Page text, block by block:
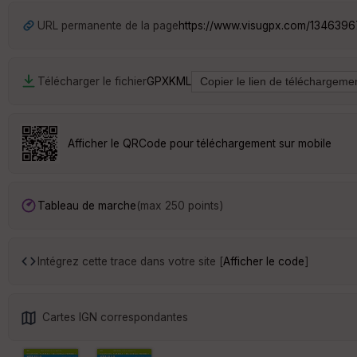
URL permanente de la pagehttps://www.visugpx.com/
Télécharger le fichierGPXKML
Afficher le QRCode pour téléchargement sur mobile
Tableau de marche(max 250 points)
Intégrez cette trace dans votre site [Afficher le code]
Cartes IGN correspondantes